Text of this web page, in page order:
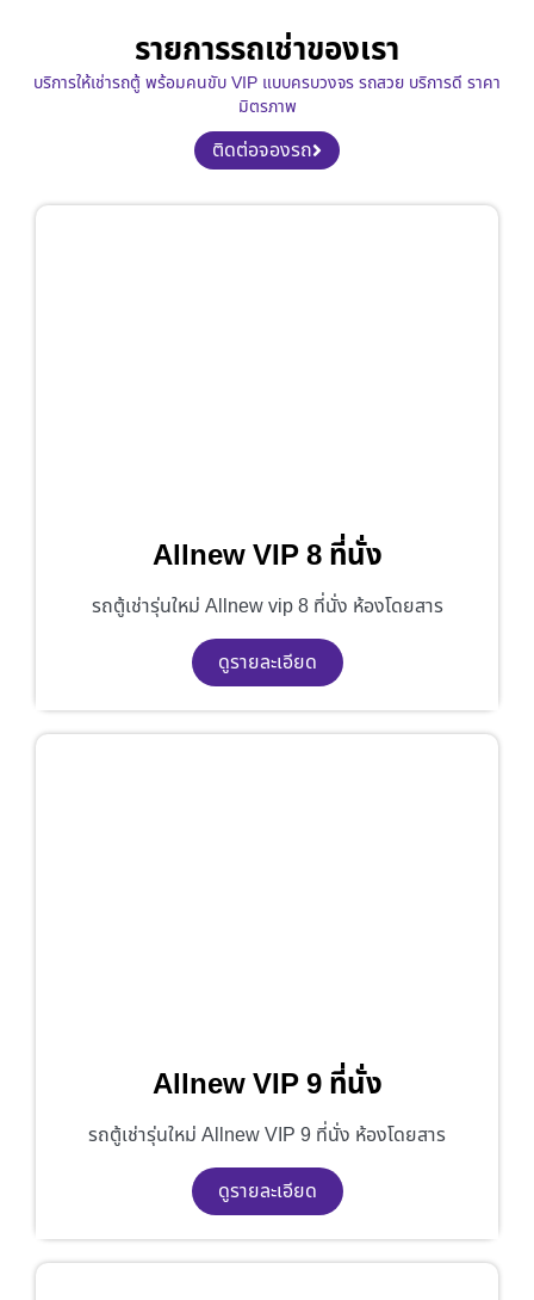
รายการรถเช่าของเรา
บริการให้เช่ารถตู้ พร้อมคนขับ VIP แบบครบวงจร รถสวย บริการดี ราคา
มิตรภาพ
ติดต่อจองรถ
Allnew VIP 8 ที่นั่ง
รถตู้เช่ารุ่นใหม่ Allnew vip 8 ที่นั่ง ห้องโดยสาร
ดูรายละเอียด
Allnew VIP 9 ที่นั่ง
รถตู้เช่ารุ่นใหม่ Allnew VIP 9 ที่นั่ง ห้องโดยสาร
ดูรายละเอียด